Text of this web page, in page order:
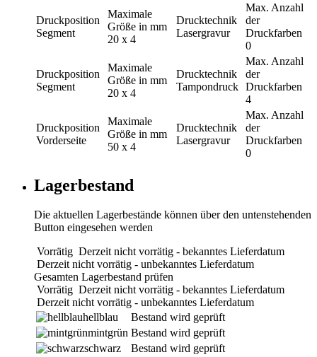
Druckposition
Segment
Maximale
Größe in mm
20 x 4
Drucktechnik
Lasergravur
Max. Anzahl
der
Druckfarben
0
Druckposition
Segment
Maximale
Größe in mm
20 x 4
Drucktechnik
Tampondruck
Max. Anzahl
der
Druckfarben
4
Druckposition
Vorderseite
Maximale
Größe in mm
50 x 4
Drucktechnik
Lasergravur
Max. Anzahl
der
Druckfarben
0
Lagerbestand
Die aktuellen Lagerbestände können über den untenstehenden
Button eingesehen werden
Vorrätig Derzeit nicht vorrätig - bekanntes Lieferdatum
Derzeit nicht vorrätig - unbekanntes Lieferdatum
Gesamten Lagerbestand prüfen
Vorrätig Derzeit nicht vorrätig - bekanntes Lieferdatum
Derzeit nicht vorrätig - unbekanntes Lieferdatum
hellblau
Bestand wird geprüft
mintgrün Bestand wird geprüft
schwarz
Bestand wird geprüft